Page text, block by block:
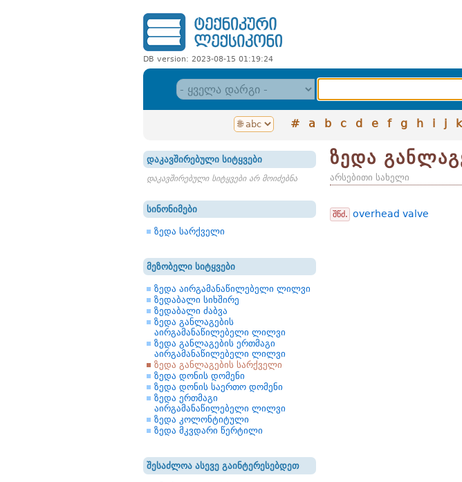
DB version: 2023-08-15 01:19:24
# a b c d e f g h i j k
დაკავშირებული სიტყვები
დაკავშირებული სიტყვები არ მოიძებნა
სინონიმები
ზედა სარქველი
მეზობელი სიტყვები
ზედა აირგამანაწილებელი ლილვი
ზედაბალი სიხშირე
ზედაბალი ძაბვა
ზედა განლაგების
აირგამანაწილებელი ლილვი
ზედა განლაგების ერთმაგი
აირგამანაწილებელი ლილვი
ზედა განლაგების სარქველი
ზედა დონის დომენი
ზედა დონის საერთო დომენი
ზედა ერთმაგი
აირგამანაწილებელი ლილვი
ზედა კოლონტიტული
ზედა მკვდარი წერტილი
შესაძლოა ასევე გაინტერესებდეთ
ზედა
არსებითი სახელი
შწძ. overhead valve